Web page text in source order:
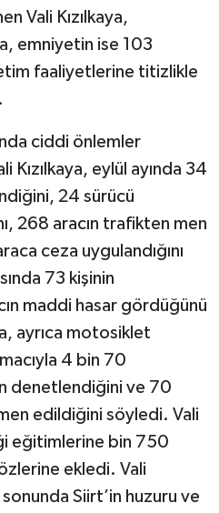
Vali Kızılkaya,
emniyetin ise 103
faaliyetlerine titizlikle
ciddi önlemler
Kızılkaya, eylül ayında 34
24 sürücü
268 aracın trafikten men
ceza uygulandığını
73 kişinin
maddi hasar gördüğünü
ayrıca motosiklet
4 bin 70
denetlendiğini ve 70
edildiğini söyledi. Vali
eğitimlerine bin 750
ekledi. Vali
sonunda Siirt’in huzuru ve